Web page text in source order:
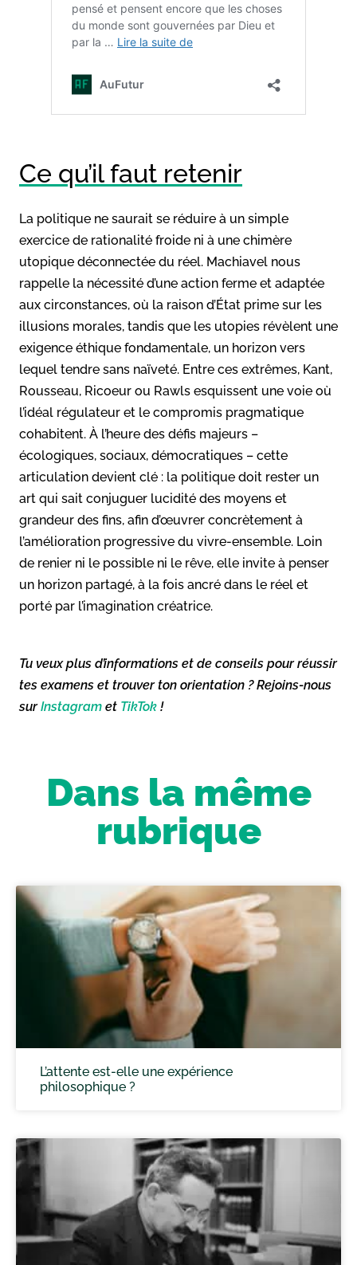
Ce qu’il faut retenir
La politique ne saurait se réduire à un simple
exercice de rationalité froide ni à une chimère
utopique déconnectée du réel. Machiavel nous
rappelle la nécessité d’une action ferme et adaptée
aux circonstances, où la raison d’État prime sur les
illusions morales, tandis que les utopies révèlent une
exigence éthique fondamentale, un horizon vers
lequel tendre sans naïveté. Entre ces extrêmes, Kant,
Rousseau, Ricoeur ou Rawls esquissent une voie où
l’idéal régulateur et le compromis pragmatique
cohabitent. À l’heure des défis majeurs –
écologiques, sociaux, démocratiques – cette
articulation devient clé : la politique doit rester un
art qui sait conjuguer lucidité des moyens et
grandeur des fins, afin d’œuvrer concrètement à
l’amélioration progressive du vivre-ensemble. Loin
de renier ni le possible ni le rêve, elle invite à penser
un horizon partagé, à la fois ancré dans le réel et
porté par l’imagination créatrice.
Tu veux plus d’informations et de conseils pour réussir
tes examens et trouver ton orientation ? Rejoins-nous
surInstagram et TikTok !
Dans la même
rubrique
L’attente est-elle une expérience
philosophique ?